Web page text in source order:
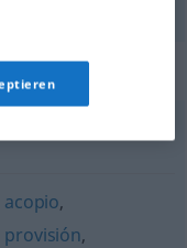
acopio,
provisión,